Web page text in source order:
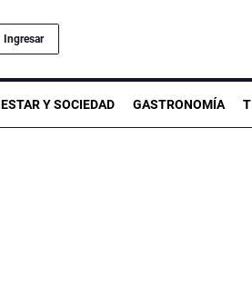
Ingresar
Y SOCIEDAD GASTRONOMÍA